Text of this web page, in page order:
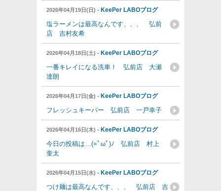
2026年04月19日(日) - KeePer LABOブログ
塩ラーメンは最高なんです、、、 弘前
店 吉村友希
2026年04月18日(土) - KeePer LABOブログ
一番キレイになる洗車！ 弘前店 大瀬
達朗
2026年04月17日(金) - KeePer LABOブログ
フレッシュキーパー 弘前店 一戸幸子
2026年04月16日(木) - KeePer LABOブログ
今日の投稿は…(=ﾟωﾟ)ﾉ 弘前店 村上
奎太
2026年04月15日(水) - KeePer LABOブログ
つけ麺は最高なんです、、、 弘前店 吉